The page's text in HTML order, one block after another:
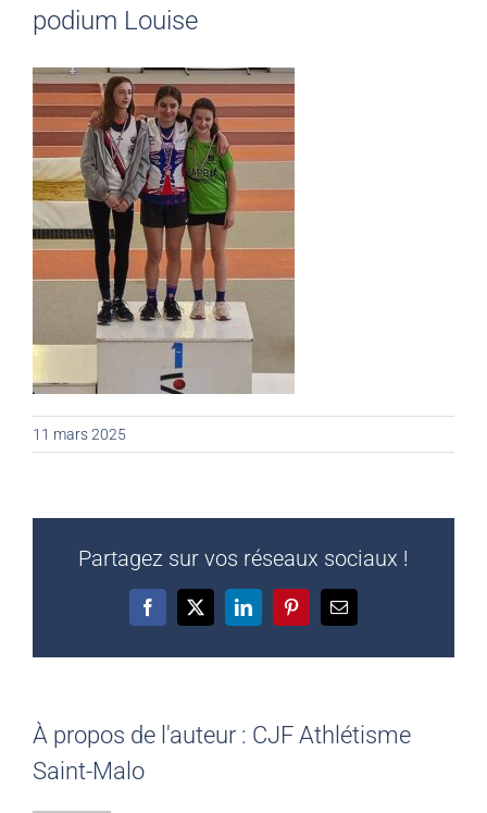
podium Louise
11 mars 2025
Partagez sur vos réseaux sociaux !
Facebook
X LinkedInPinterestEmail
À propos de l'auteur : CJF Athlétisme
Saint-Malo